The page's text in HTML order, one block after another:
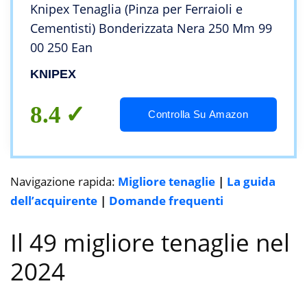
Knipex Tenaglia (Pinza per Ferraioli e
Cementisti) Bonderizzata Nera 250 Mm 99
00 250 Ean
KNIPEX
8.4 Controlla Su Amazon
Navigazione rapida: Migliore tenaglie | La guida
dell’acquirente | Domande frequenti
Il 49 migliore tenaglie nel
2024